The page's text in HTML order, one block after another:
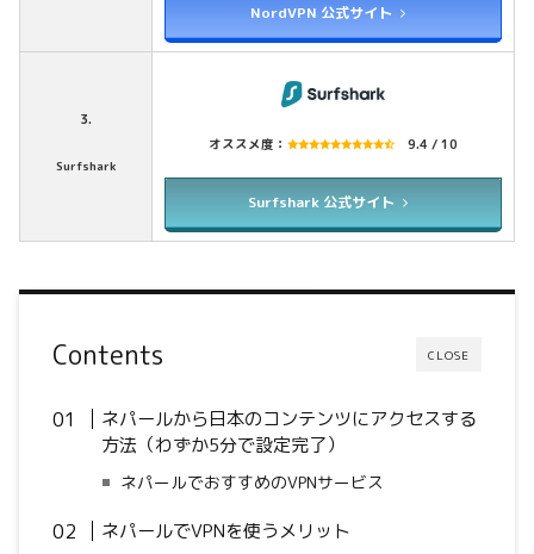
NordVPN 公式サイト
3.
Surfshark
オススメ度： 9.4 / 10
Surfshark 公式サイト
CLOSE
Contents
ネパールから日本のコンテンツにアクセスする
方法（わずか5分で設定完了）
ネパールでおすすめのVPNサービス
ネパールでVPNを使うメリット